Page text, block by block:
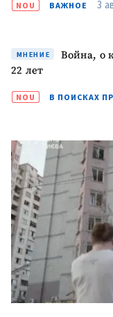
NOU ВАЖНОЕ 3
МНЕНИЕ
Война, о
22 лет
NOU В ПОИСКАХ